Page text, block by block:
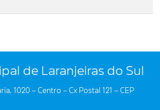
de Laranjeiras do Sul
1020 – Centro – Cx Postal 121 – CEP